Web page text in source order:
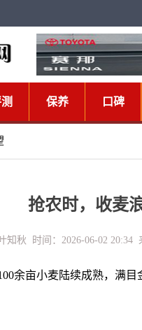
保养 口碑
抢农时，收麦
知秋 时间：2026-06-02
余亩小麦陆续成熟，满